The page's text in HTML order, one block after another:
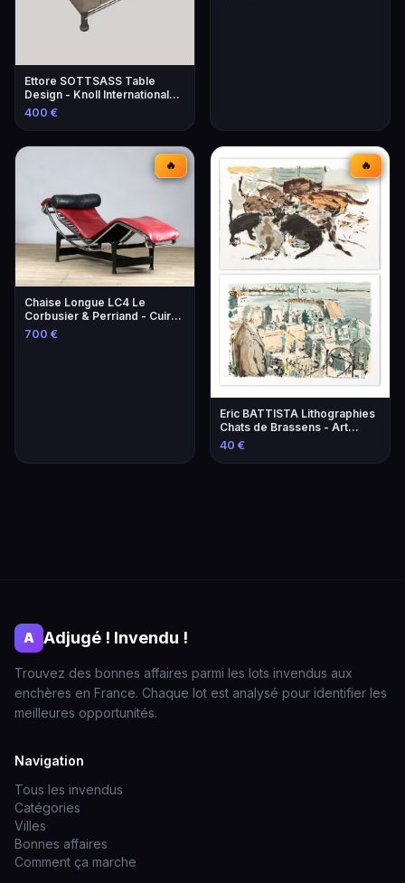
Ettore SOTTSASS Table
Design - Knoll International
Éditeur
400 €
🔥
Chaise Longue LC4 Le
Corbusier & Perriand - Cuir
Lie-de-Vin
700 €
🔥
Eric BATTISTA Lithographies
Chats de Brassens - Art
Contemporain
40 €
A Adjugé ! Invendu !
Trouvez des bonnes affaires parmi les lots invendus aux
enchères en France. Chaque lot est analysé pour identifier les
meilleures opportunités.
Navigation
Tous les invendus
Catégories
Villes
Bonnes affaires
Comment ça marche